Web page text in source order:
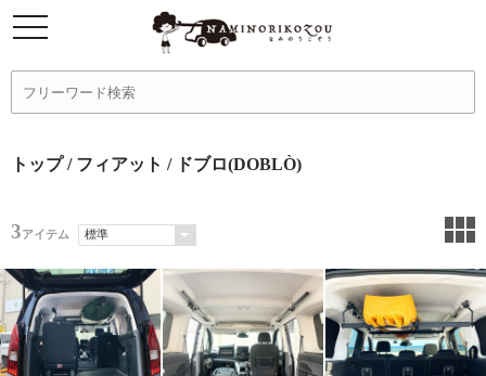
トップ/ フィアット / ドブロ(DOBLÒ)
3アイテム